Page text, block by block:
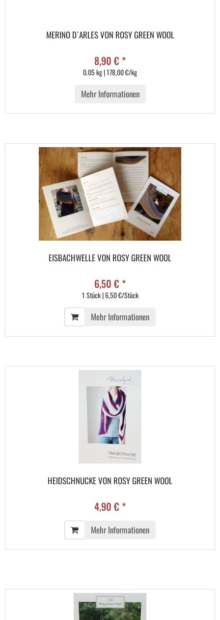
MERINO D`ARLES VON ROSY GREEN WOOL
8,90 € *
0.05 kg | 178,00 €/kg
Mehr Informationen
EISBACHWELLE VON ROSY GREEN WOOL
6,50 € *
1 Stück | 6,50 €/Stück
Mehr Informationen
HEIDSCHNUCKE VON ROSY GREEN WOOL
4,90 € *
Mehr Informationen